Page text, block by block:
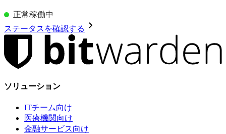
正常稼働中
ステータスを確認する
ソリューション
ITチーム向け
医療機関向け
金融サービス向け